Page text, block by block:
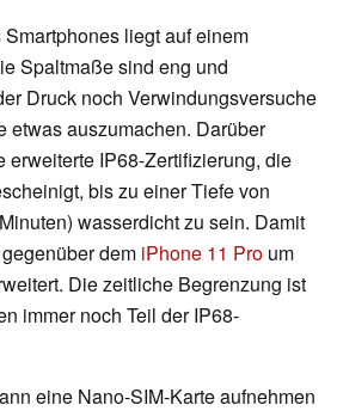
liegt auf einem
Spaltmaße sind eng und
Druck noch Verwindungsversuche
etwas auszumachen. Darüber
erweiterte IP68-Zertifizierung, die
bis zu einer Tiefe von
wasserdicht zu sein. Damit
dem iPhone 11 Pro um
Die zeitliche Begrenzung ist
immer noch Teil der IP68-
eine Nano-SIM-Karte aufnehmen